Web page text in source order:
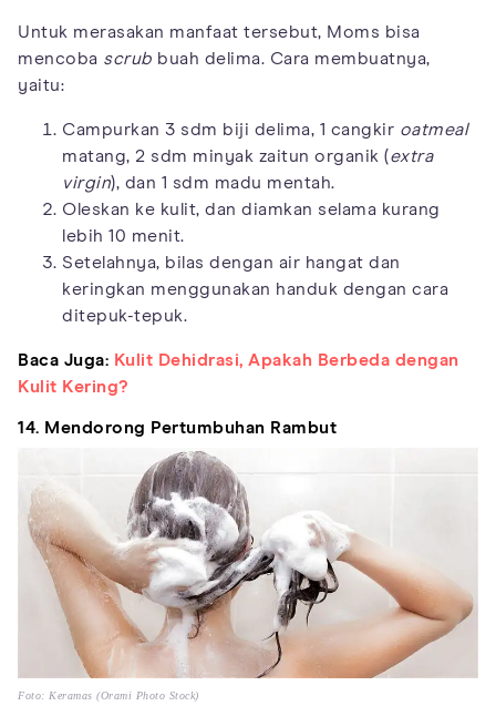
Untuk merasakan manfaat tersebut, Moms bisa
mencoba scrub buah delima. Cara membuatnya,
yaitu:
Campurkan 3 sdm biji delima, 1 cangkir oatmeal
matang, 2 sdm minyak zaitun organik (extra
virgin), dan 1 sdm madu mentah.
Oleskan ke kulit, dan diamkan selama kurang
lebih 10 menit.
Setelahnya, bilas dengan air hangat dan
keringkan menggunakan handuk dengan cara
ditepuk-tepuk.
Baca Juga: Kulit Dehidrasi, Apakah Berbeda dengan
Kulit Kering?
14. Mendorong Pertumbuhan Rambut
Foto: Keramas (Orami Photo Stock)